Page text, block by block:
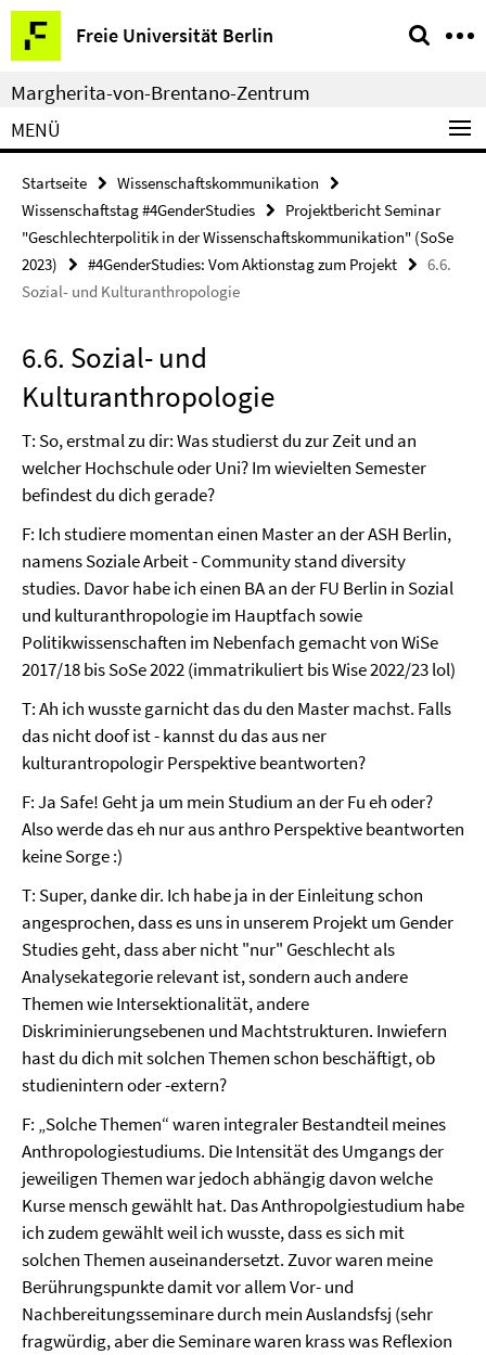
Springe
direkt
zu
Inhalt
Freie Universität Berlin
Service-
Navigation
Margherita-von-Brentano-Zentrum
MENÜ
Startseite
Wissenschaftskommunikation
Wissenschaftstag #4GenderStudies
Projektbericht Seminar
"Geschlechterpolitik in der Wissenschaftskommunikation" (SoSe
2023)
#4GenderStudies: Vom Aktionstag zum Projekt
6.6.
Sozial- und Kulturanthropologie
6.6. Sozial- und
Kulturanthropologie
T: So, erstmal zu dir: Was studierst du zur Zeit und an
welcher Hochschule oder Uni? Im wievielten Semester
befindest du dich gerade?
F: Ich studiere momentan einen Master an der ASH Berlin,
namens Soziale Arbeit - Community stand diversity
studies. Davor habe ich einen BA an der FU Berlin in Sozial
und kulturanthropologie im Hauptfach sowie
Politikwissenschaften im Nebenfach gemacht von WiSe
2017/18 bis SoSe 2022 (immatrikuliert bis Wise 2022/23 lol)
T: Ah ich wusste garnicht das du den Master machst. Falls
das nicht doof ist - kannst du das aus ner
kulturantropologir Perspektive beantworten?
F: Ja Safe! Geht ja um mein Studium an der Fu eh oder?
Also werde das eh nur aus anthro Perspektive beantworten
keine Sorge :)
T: Super, danke dir. Ich habe ja in der Einleitung schon
angesprochen, dass es uns in unserem Projekt um Gender
Studies geht, dass aber nicht "nur" Geschlecht als
Analysekategorie relevant ist, sondern auch andere
Themen wie Intersektionalität, andere
Diskriminierungsebenen und Machtstrukturen. Inwiefern
hast du dich mit solchen Themen schon beschäftigt, ob
studienintern oder -extern?
F: „Solche Themen“ waren integraler Bestandteil meines
Anthropologiestudiums. Die Intensität des Umgangs der
jeweiligen Themen war jedoch abhängig davon welche
Kurse mensch gewählt hat. Das Anthropolgiestudium habe
ich zudem gewählt weil ich wusste, dass es sich mit
solchen Themen auseinandersetzt. Zuvor waren meine
Berührungspunkte damit vor allem Vor- und
Nachbereitungsseminare durch mein Auslandsfsj (sehr
fragwürdig, aber die Seminare waren krass was Reflexion